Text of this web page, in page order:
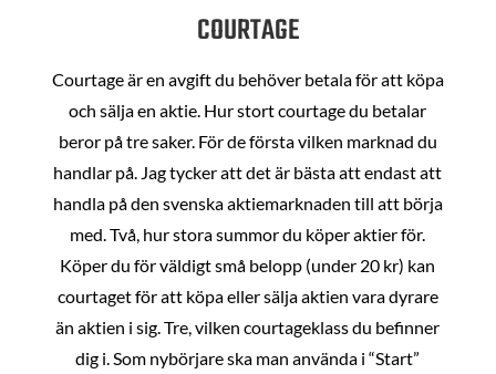
COURTAGE
Courtage är en avgift du behöver betala för att köpa
och sälja en aktie. Hur stort courtage du betalar
beror på tre saker. För de första vilken marknad du
handlar på. Jag tycker att det är bästa att endast att
handla på den svenska aktiemarknaden till att börja
med. Två, hur stora summor du köper aktier för.
Köper du för väldigt små belopp (under 20 kr) kan
courtaget för att köpa eller sälja aktien vara dyrare
än aktien i sig. Tre, vilken courtageklass du befinner
dig i. Som nybörjare ska man använda i “Start”